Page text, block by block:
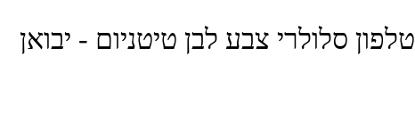
Samsung Galaxy S25 Ultra 5G 512GB 12GB RAM SM-S938B/DS טלפון סלולרי צבע לבן טיטניום - יבואן